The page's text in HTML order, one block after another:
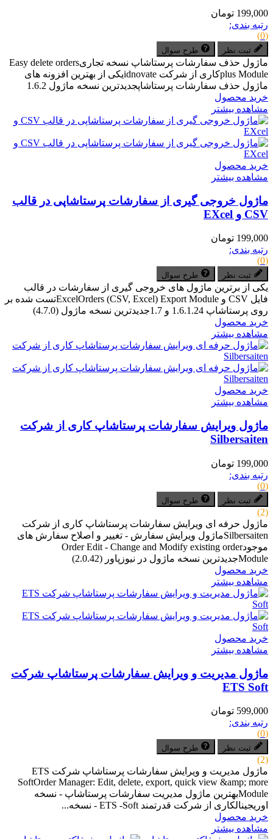
199,000 تومان
رتبه بندی:
(0)
ثبت نظر طرح سوال
ماژول حذف سفارشات پرستاشاپ نسخه تجاریEasy delete orders
plus Moduleکاری از شرکت idnovateیکی از بهترین افزونه های
ماژول حذف سفارشات پرستاشاپجدیدترین نسخه ماژول 1.6.2
خرید محصول
مشاهده بیشتر
خرید محصول
مشاهده بیشتر
ماژول خروجی گیری از سفارشات پرستاشاپی در قالب
CSV و EXcel
199,000 تومان
رتبه بندی:
(0)
ثبت نظر طرح سوال
یکی از برترین ماژول های خروجی گیری از سفارشات در قالب
فایل CSV و ExcelOrders (CSV, Excel) Export Moduleتست شده بر
روی پرستاشاپ 1.6.1.24 و 1.7جدیدترین نسخه ماژول (4.7.0)
خرید محصول
مشاهده بیشتر
خرید محصول
مشاهده بیشتر
ماژول ویرایش سفارشات پرستاشاپ کاری از شرکت
Silbersaiten
199,000 تومان
رتبه بندی:
(0)
ثبت نظر طرح سوال
(2)
ماژول حرفه ای ویرایش سفارشات پرستاشاپ کاری از شرکت
Silbersaitenماژول ویرایش سفارش - تغییر و اصلاح سفارش های
موجودOrder Edit - Change and Modify existing order
Moduleجدیدترین نسخه ماژول در نیوزپاور (2.0.42)
خرید محصول
مشاهده بیشتر
خرید محصول
مشاهده بیشتر
ماژول مدیریت و ویرایش سفارشات پرستاشاپ شرکت
ETS Soft
599,000 تومان
رتبه بندی:
(0)
ثبت نظر طرح سوال
(2)
ماژول مدیریت و ویرایش سفارشات پرستاشاپ شرکت ETS
SoftOrder Manager: Edit, delete, export, quick view &amp; more
Moduleبهترین ماژول مدیریت سفارشات پرستاشاپ - نسخه
اوریجینالکاری از شرکت قدرتمند ETS -Soft - نسخه...
خرید محصول
مشاهده بیشتر